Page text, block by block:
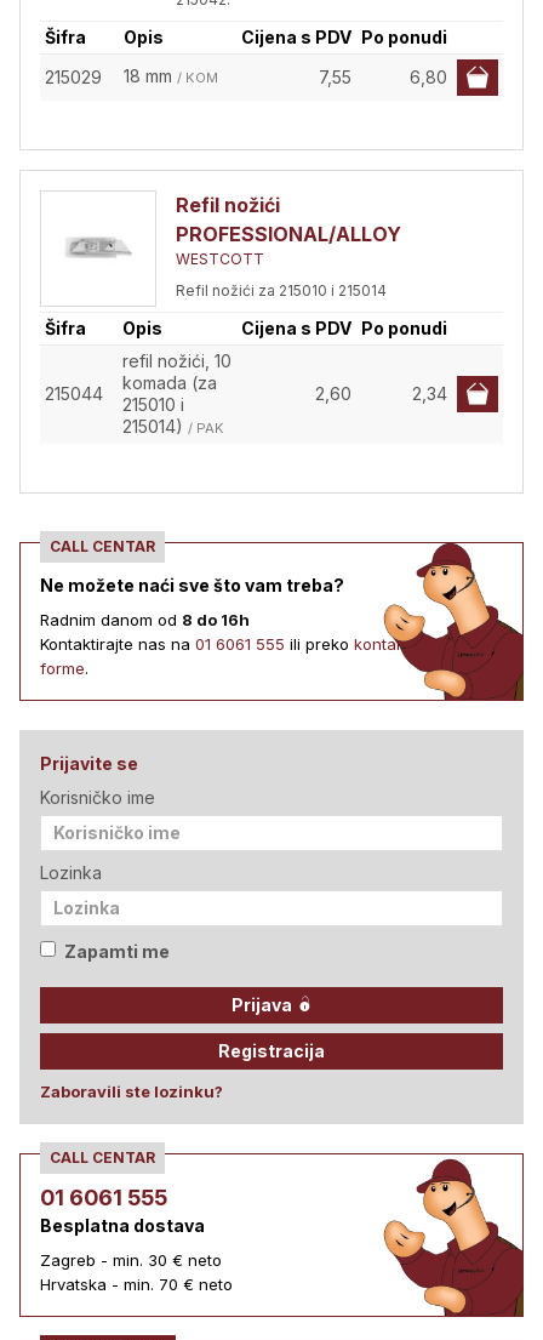
Šifra Opis Cijena s PDV Po ponudi
215029
18 mm / KOM 7,55 6,80
Refil nožići
PROFESSIONAL/ALLOY
WESTCOTT
Refil nožići za 215010 i 215014
Šifra Opis Cijena s PDV Po ponudi
215044
refil nožići, 10
komada (za
215010 i
215014) / PAK
2,60 2,34
CALL CENTAR
Ne možete naći sve što vam treba?
Radnim danom od 8 do 16h
Kontaktirajte nas na 01 6061 555 ili preko kontakt
forme.
Prijavite se
Korisničko ime
Lozinka
Zapamti me
Prijava
Registracija
Zaboravili ste lozinku?
CALL CENTAR
01 6061 555
Besplatna dostava
Zagreb - min. 30 € neto
Hrvatska - min. 70 € neto